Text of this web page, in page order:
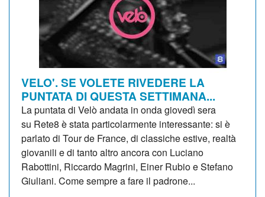
VELO'. SE VOLETE RIVEDERE LA
PUNTATA DI QUESTA SETTIMANA...
La puntata di Velò andata in onda giovedì sera
su Rete8 è stata particolarmente interessante: si è
parlato di Tour de France, di classiche estive, realtà
giovanili e di tanto altro ancora con Luciano
Rabottini, Riccardo Magrini, Einer Rubio e Stefano
Giuliani. Come sempre a fare il padrone...